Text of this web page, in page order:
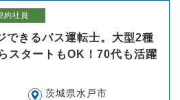
約社員
できるバス運転士。大型2種
スタートもOK！70代も活躍
茨城県水戸市